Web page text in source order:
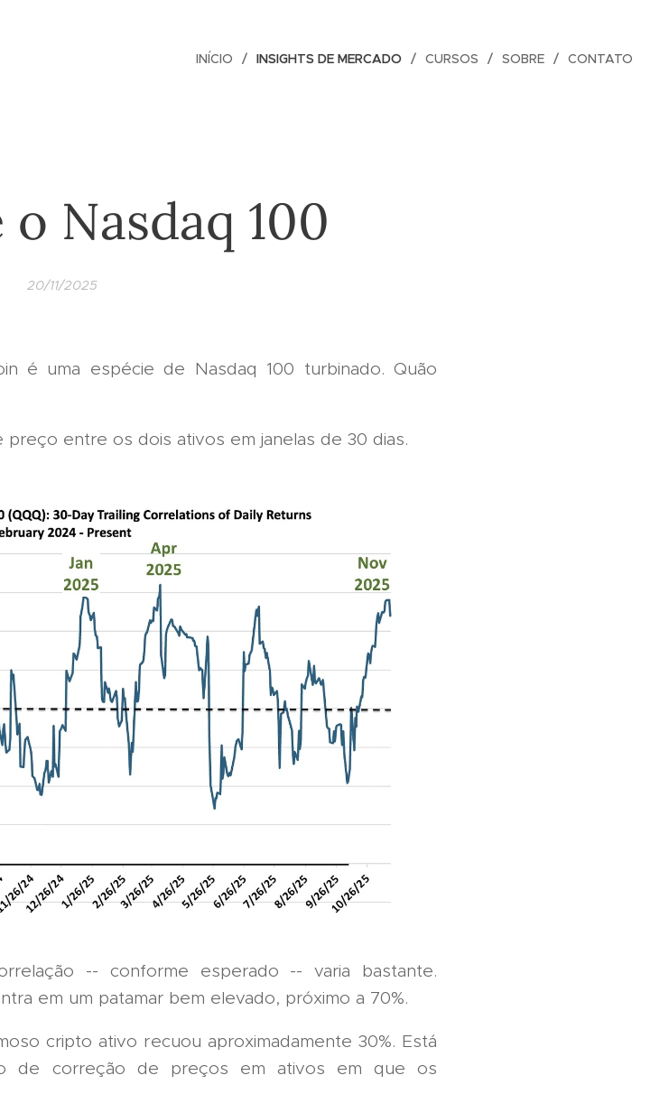
INÍCIO INSIGHTS DE MERCADO CURSOS SOBRE CONTATO
Nasdaq 100
20/11/2025
é uma espécie de Nasdaq 100 turbinado. Quão
preço entre os dois ativos em janelas de 30 dias.
-- conforme esperado -- varia bastante.
em um patamar bem elevado, próximo a 70%.
cripto ativo recuou aproximadamente 30%. Está
de correção de preços em ativos em que os